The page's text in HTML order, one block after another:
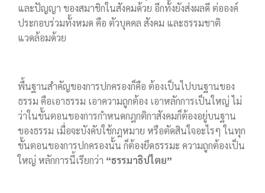
และปัญญา ของสมาชิกในสังคมด้วย อีกทั้งยังส่งผลดี ต่อองค์
ประกอบร่วมทั้งหมด คือ ตัวบุคคล สังคม และธรรมชาติ
แวดล้อมด้วย
พื้นฐานสำคัญของการปกครองก็คือ ต้องเป็นไปบนฐานของ
ธรรม คือเอาธรรม เอาความถูกต้อง เอาหลักการเป็นใหญ่ ไม่
ว่าในขั้นตอนของการกำหนดกฎกติกาสังคมก็ต้องอยู่บนฐาน
ของธรรม เมื่อจะบังคับใช้กฎหมาย หรือตัดสินใจอะไรๆ ในทุก
ขั้นตอนของการปกครองนั้น ก็ต้องยึดธรรมะ ความถูกต้องเป็น
ใหญ่ หลักการนี้เรียกว่า “ธรรมาธิปไตย”